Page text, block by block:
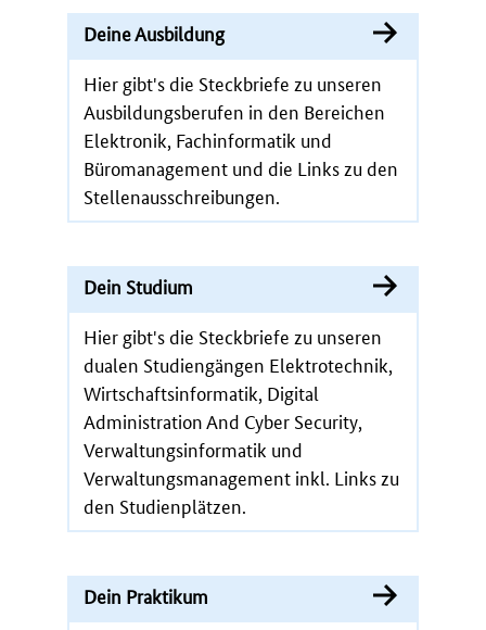
Deine Ausbildung
Hier gibt's die Steckbriefe zu unseren
Ausbildungsberufen in den Bereichen
Elektronik, Fachinformatik und
Büromanagement und die Links zu den
Stellenausschreibungen.
Dein Studium
Hier gibt's die Steckbriefe zu unseren
dualen Studiengängen Elektrotechnik,
Wirtschaftsinformatik, Digital
Administration And Cyber Security,
Verwaltungsinformatik und
Verwaltungsmanagement inkl. Links zu
den Studienplätzen.
Dein Praktikum